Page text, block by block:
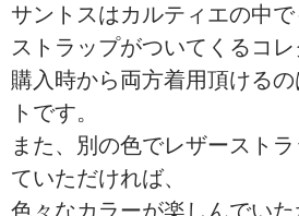
サントスはカルティエの中
ストラップがついてくるコ
購入時から両方着用頂ける
トです。
また、別の色でレザースト
ていただければ、
色々なカラーが楽しんでいた